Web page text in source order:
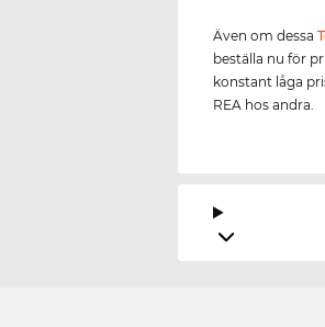
Även om dessa
beställa nu för
konstant låga
REA hos andra.